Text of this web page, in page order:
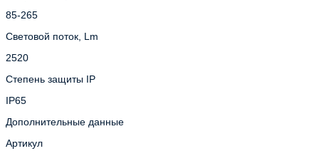
85-265
Световой поток, Lm
2520
Степень защиты IP
IP65
Дополнительные данные
Артикул